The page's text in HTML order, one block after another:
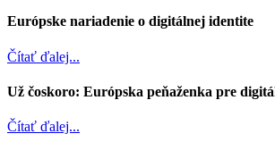
Európske nariadenie o digitálnej identite
Čítať ďalej...
Už čoskoro: Európska peňaženka pre
Čítať ďalej...